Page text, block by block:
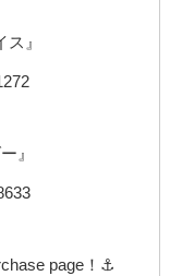
』
』
page！⚓